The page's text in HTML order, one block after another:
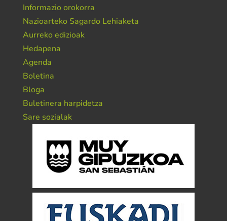
Informazio orokorra
Nazioarteko Sagardo Lehiaketa
Aurreko edizioak
Hedapena
Agenda
Boletina
Bloga
Buletinera harpidetza
Sare sozialak